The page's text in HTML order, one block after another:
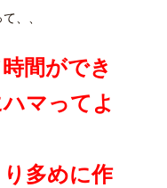
、、
間ができ
マってよ
多めに作